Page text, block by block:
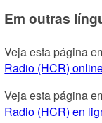
Em outras
Veja esta página
Radio (HCR)
Veja esta página
Radio (HCR) en